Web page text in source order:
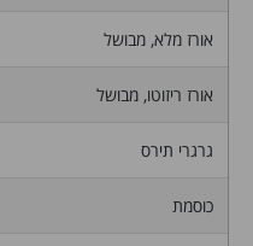
אורז מלא, מבושל
אורז ריזוטו, מבושל
גרגרי תירס
כוסמת